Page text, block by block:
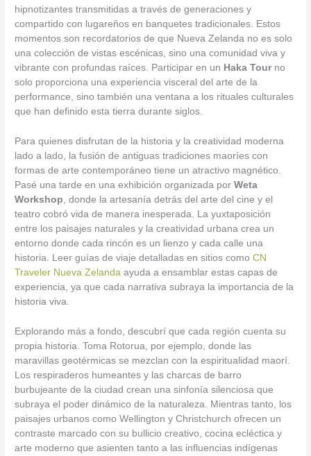
hipnotizantes transmitidas a través de generaciones y
compartido con lugareños en banquetes tradicionales. Estos
momentos son recordatorios de que Nueva Zelanda no es solo
una colección de vistas escénicas, sino una comunidad viva y
vibrante con profundas raíces. Participar en un Haka Tourno
solo proporciona una experiencia visceral del arte de la
performance, sino también una ventana a los rituales culturales
que han definido esta tierra durante siglos.
Para quienes disfrutan de la historia y la creatividad moderna
lado a lado, la fusión de antiguas tradiciones maoríes con
formas de arte contemporáneo tiene un atractivo magnético.
Pasé una tarde en una exhibición organizada porWeta
Workshop , donde la artesanía detrás del arte del cine y el
teatro cobró vida de manera inesperada. La yuxtaposición
entre los paisajes naturales y la creatividad urbana crea un
entorno donde cada rincón es un lienzo y cada calle una
historia. Leer guías de viaje detalladas en sitios comoCN
Traveler Nueva Zelanda ayuda a ensamblar estas capas de
experiencia, ya que cada narrativa subraya la importancia de la
historia viva.
Explorando más a fondo, descubrí que cada región cuenta su
propia historia. Toma Rotorua, por ejemplo, donde las
maravillas geotérmicas se mezclan con la espiritualidad maorí.
Los respiraderos humeantes y las charcas de barro
burbujeante de la ciudad crean una sinfonía silenciosa que
subraya el poder dinámico de la naturaleza. Mientras tanto, los
paisajes urbanos como Wellington y Christchurch ofrecen un
contraste marcado con su bullicio creativo, cocina ecléctica y
arte moderno que asienten tanto a las influencias indígenas